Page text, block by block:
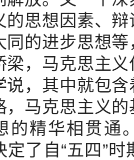
的思想因素、
同的进步思想
梁，马克思主
说，其中就包
，马克思主义
的精华相贯通
定了自“五四”